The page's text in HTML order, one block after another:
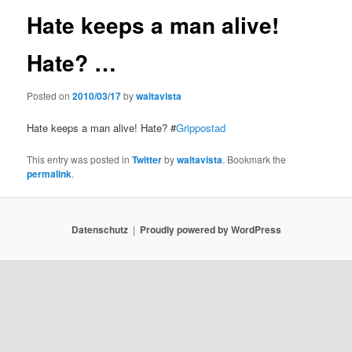
Hate keeps a man alive!
Hate? …
Posted on2010/03/17bywaltavista
Hate keeps a man alive! Hate? #Grippostad
This entry was posted inTwitterbywaltavista. Bookmark the
permalink.
Datenschutz Proudly powered by WordPress